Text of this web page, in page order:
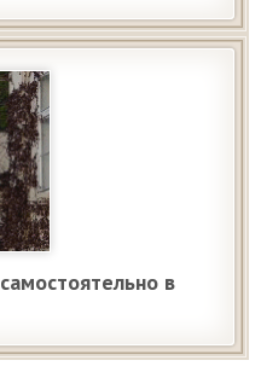
в